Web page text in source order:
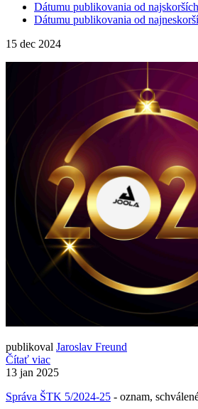
Dátumu publikovania od najskorších
Dátumu publikovania od
15 dec 2024
publikoval Jaroslav Freund
Čítať viac
13 jan 2025
Správa ŠTK 5/2024-25 - oznam,